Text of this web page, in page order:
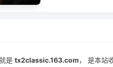
是 tx2classic.163.com， 是本站